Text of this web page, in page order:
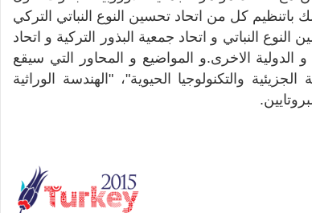
باتنظيم كل من اتحاد تحسين النوع النباتي التركي
النباتي و اتحاد جمعية البذور التركية و اتحاد
الاخرى.و المواضيع و المحاور التي سيقع
والتكنولوجيا الحيوية"، "الهندسة الوراثية